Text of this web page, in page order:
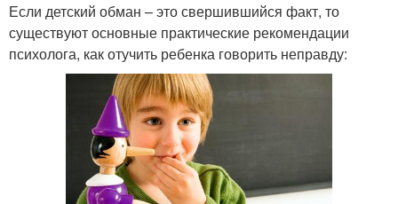
Если детский обман – это свершившийся факт, то
существуют основные практические рекомендации
психолога, как отучить ребенка говорить неправду: